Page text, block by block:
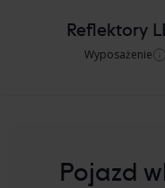
Reflektory
Wyposażenie
Pojazd